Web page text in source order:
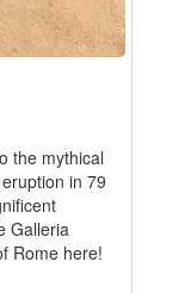
the mythical
in 79
Galleria
Rome here!